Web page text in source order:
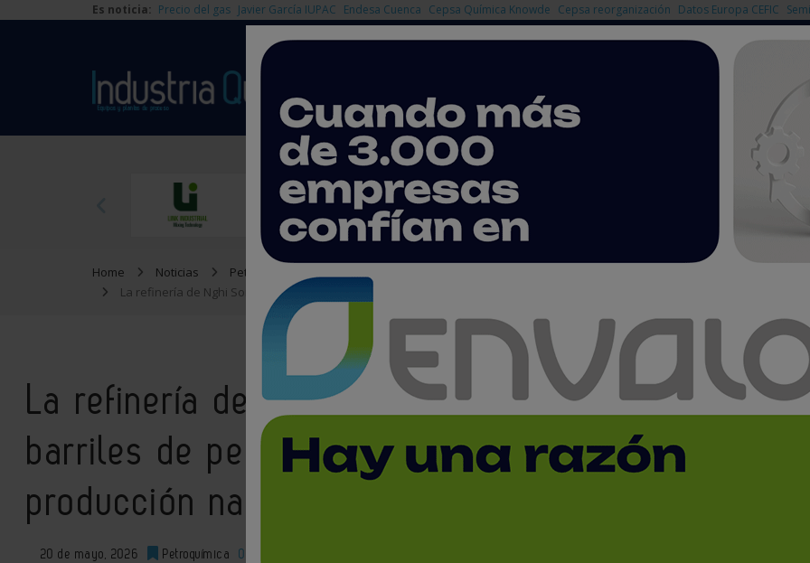
Es noticia: Precio del gas Javier García IUPAC Endesa Cuenca Cepsa Química Knowde Cepsa reorganización Datos Europa CEFIC
Home Noticias
Petroquímica
La refinería de Nghi Son recibe más de 950.000 barriles de petróleo tipo Djeno para asegurar su producción nacional
La refinería de Nghi Son recibe más de 950.000
barriles de petróleo tipo Djeno para asegurar su
producción nacional
20 de mayo, 2026 Petroquímica 0